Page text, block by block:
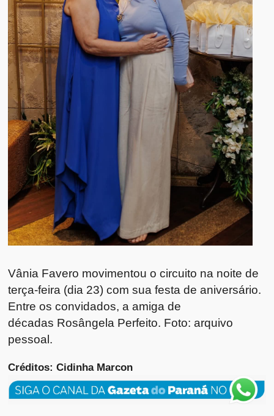
Vânia Favero movimentou o circuito na noite de
terça-feira (dia 23) com sua festa de aniversário.
Entre os convidados, a amiga de
décadas Rosângela Perfeito. Foto: arquivo
pessoal.
Créditos: Cidinha Marcon